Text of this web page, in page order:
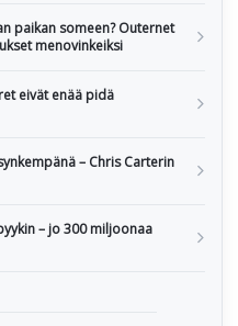
paikan someen? Outernet
menovinkeiksi
eivät enää pidä
– Chris Carterin
– jo 300 miljoonaa